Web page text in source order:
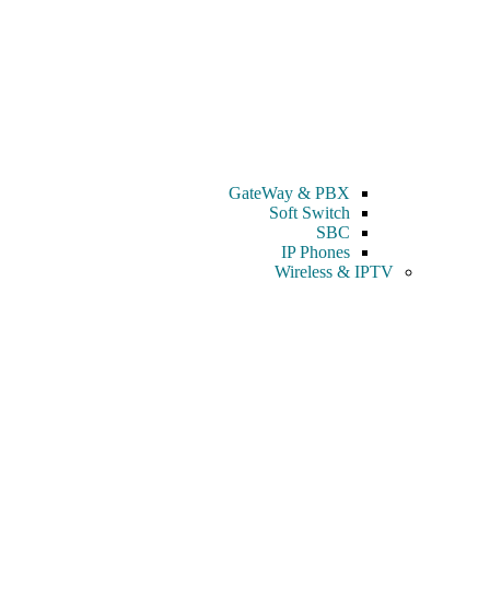
GateWay & PBX
Soft Switch
SBC
IP Phones
Wireless & IPTV